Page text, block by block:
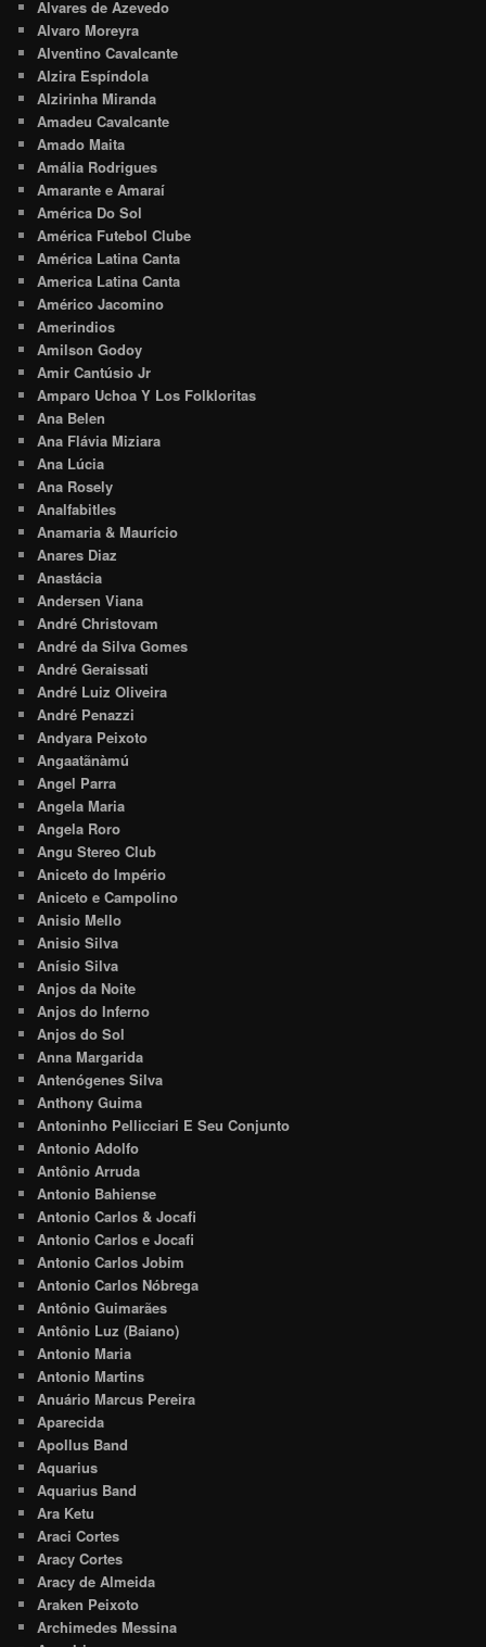
Alvares de Azevedo
Alvaro Moreyra
Alventino Cavalcante
Alzira Espíndola
Alzirinha Miranda
Amadeu Cavalcante
Amado Maita
Amália Rodrigues
Amarante e Amaraí
América Do Sol
América Futebol Clube
América Latina Canta
America Latina Canta
Américo Jacomino
Amerindios
Amilson Godoy
Amir Cantúsio Jr
Amparo Uchoa Y Los Folkloritas
Ana Belen
Ana Flávia Miziara
Ana Lúcia
Ana Rosely
Analfabitles
Anamaria & Maurício
Anares Diaz
Anastácia
Andersen Viana
André Christovam
André da Silva Gomes
André Geraissati
André Luiz Oliveira
André Penazzi
Andyara Peixoto
Angaatãnàmú
Angel Parra
Angela Maria
Angela Roro
Angu Stereo Club
Aniceto do Império
Aniceto e Campolino
Anisio Mello
Anisio Silva
Anísio Silva
Anjos da Noite
Anjos do Inferno
Anjos do Sol
Anna Margarida
Antenógenes Silva
Anthony Guima
Antoninho Pellicciari E Seu Conjunto
Antonio Adolfo
Antônio Arruda
Antonio Bahiense
Antonio Carlos & Jocafi
Antonio Carlos e Jocafi
Antonio Carlos Jobim
Antonio Carlos Nóbrega
Antônio Guimarães
Antônio Luz (Baiano)
Antonio Maria
Antonio Martins
Anuário Marcus Pereira
Aparecida
Apollus Band
Aquarius
Aquarius Band
Ara Ketu
Araci Cortes
Aracy Cortes
Aracy de Almeida
Araken Peixoto
Archimedes Messina